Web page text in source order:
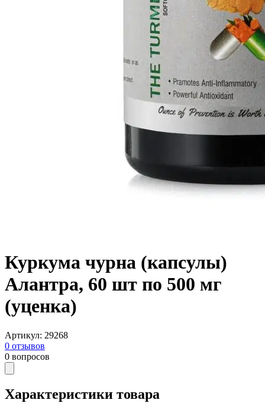
Куркума чурна (капсулы)
Алантра, 60 шт по 500 мг
(уценка)
Артикул: 29268
0 отзывов
0 вопросов
Характеристики товара